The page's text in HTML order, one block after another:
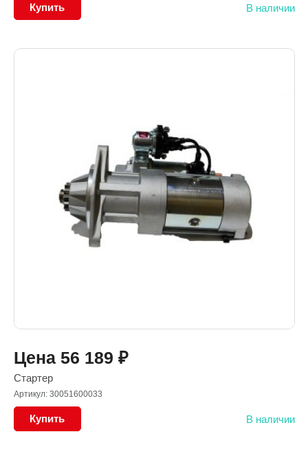
Купить В наличии
Цена 56 189 ₽
Стартер
Артикул: 30051600033
Купить В наличии